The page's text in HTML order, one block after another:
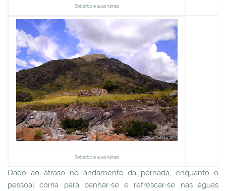
Soberbo e suas ruínas
Soberbo e suas ruínas
Dado ao atraso no andamento da pernada, enquanto o
pessoal corria para banhar-se e refrescar-se nas águas